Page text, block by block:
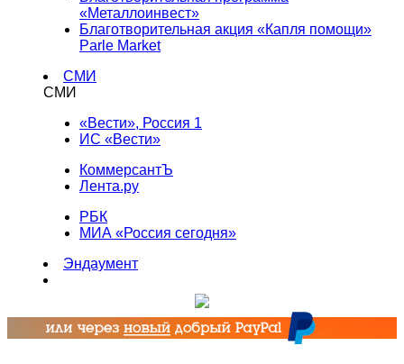
«Металлоинвест»
Благотворительная акция «Капля помощи»
Parle Market
СМИ
СМИ
«Вести», Россия 1
ИС «Вести»
КоммерсантЪ
Лента.ру
РБК
МИА «Россия сегодня»
Эндаумент